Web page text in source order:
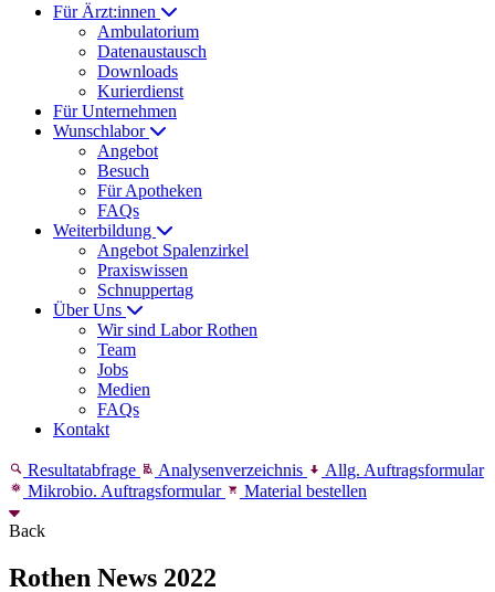
Für Ärzt:innen
Ambulatorium
Datenaustausch
Downloads
Kurierdienst
Für Unternehmen
Wunschlabor
Angebot
Besuch
Für Apotheken
FAQs
Weiterbildung
Angebot Spalenzirkel
Praxiswissen
Schnuppertag
Über Uns
Wir sind Labor Rothen
Team
Jobs
Medien
FAQs
Kontakt
Resultatabfrage Analysenverzeichnis
Allg. Auftragsformular
Mikrobio. Auftragsformular
Material bestellen
Back
Rothen News 2022